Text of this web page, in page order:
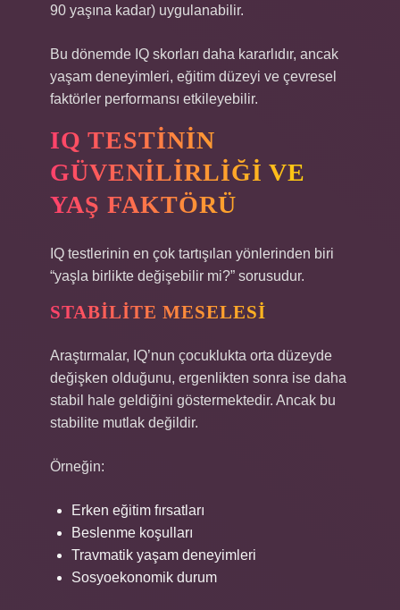
90 yaşına kadar) uygulanabilir.
Bu dönemde IQ skorları daha kararlıdır, ancak
yaşam deneyimleri, eğitim düzeyi ve çevresel
faktörler performansı etkileyebilir.
IQ TESTININ
GÜVENILIRLIĞI VE
YAŞ FAKTÖRÜ
IQ testlerinin en çok tartışılan yönlerinden biri
“yaşla birlikte değişebilir mi?” sorusudur.
STABILITE MESELESI
Araştırmalar, IQ’nun çocuklukta orta düzeyde
değişken olduğunu, ergenlikten sonra ise daha
stabil hale geldiğini göstermektedir. Ancak bu
stabilite mutlak değildir.
Örneğin:
Erken eğitim fırsatları
Beslenme koşulları
Travmatik yaşam deneyimleri
Sosyoekonomik durum